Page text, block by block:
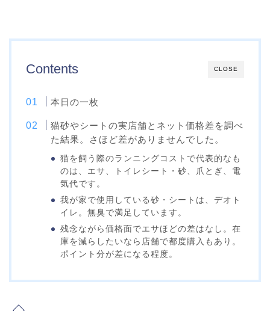
CLOSE
Contents
本日の一枚
猫砂やシートの実店舗とネット価格差を調べ
た結果。さほど差がありませんでした。
猫を飼う際のランニングコストで代表的なも
のは、エサ、トイレシート・砂、爪とぎ、電
気代です。
我が家で使用している砂・シートは、デオト
イレ。無臭で満足しています。
残念ながら価格面でエサほどの差はなし。在
庫を減らしたいなら店舗で都度購入もあり。
ポイント分が差になる程度。